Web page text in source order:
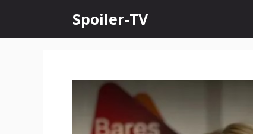
content
Spoiler-TV